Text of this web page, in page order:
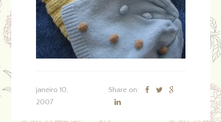
janeiro 10,
2007
Share on: